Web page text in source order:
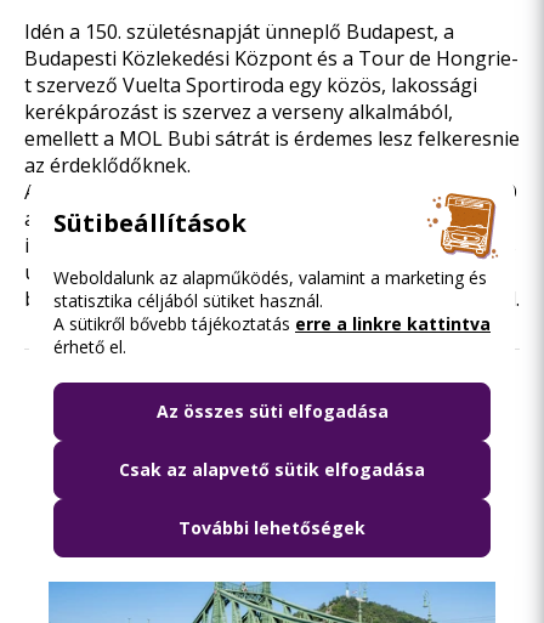
Idén a 150. születésnapját ünneplő Budapest, a
Budapesti Közlekedési Központ és a Tour de Hongrie-
t szervező Vuelta Sportiroda egy közös, lakossági
kerékpározást is szervez a verseny alkalmából,
emellett a MOL Bubi sátrát is érdemes lesz felkeresnie
az érdeklődőknek.
Az utazás megtervezéséhez is érdemes
a BudapestGO
alkalmazásthasználni, amely többek között valós
idejű járatinformációk alapján számolja ki az optimális
útvonalat az úti cél eléréséhez, de akár jegyét,
bérletét is megvásárolhatja az applikáció segítségével.
Olvasd el ezt is
Sütibeállítások
Weboldalunk az alapműködés, valamint a marketing és
statisztika céljából sütiket használ.
A sütikről bővebb tájékoztatás erre a linkre kattintva
érhető el.
Az összes süti elfogadása
Csak az alapvető sütik elfogadása
További lehetőségek